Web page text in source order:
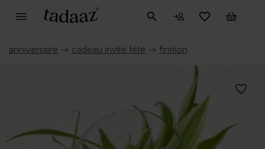
anniversaire → cadeau invité fête → finition